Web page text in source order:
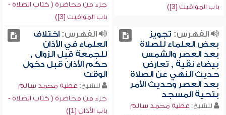
باب المواقيت [3])
جزء من محاضرة ( كتاب الصلاة -
باب المواقيت [3])
الفهرس: تجويز
بعض العلماء للصلاة
بعد العصر والشمس
بيضاء نقية , تعارض
حديث النهي عن الصلاة
بعد العصر وحديث الأمر
بتحية المسجد
للشيخ: عطية محمد سالم
الفهرس:اختلاف
العلماء في الأذان
للجمعة قبل الزوال ,
حكم الأذان قبل دخول
الوقت
للشيخ: عطية محمد سالم
جزء من محاضرة ( كتاب الصلاة -
باب الأذان [1])